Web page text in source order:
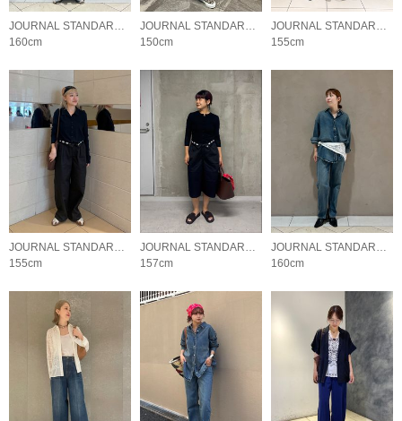
JOURNAL STANDARD LADYS
160cm
JOURNAL STANDARD LADYS
150cm
JOURNAL STANDARD LADYS
155cm
155cm
157cm
160cm